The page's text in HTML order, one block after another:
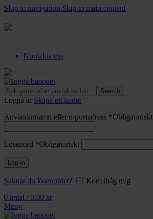
Skip to navigation Skip to main content
Kontakta oss
Search
Logga in Skapa ett konto
Användarnamn eller e-postadress *Obligatoriskt
Lösenord *Obligatoriskt
Log in
Saknar du lösenordet?
Kom ihåg mig
0 antal / 0.00 kr
Meny